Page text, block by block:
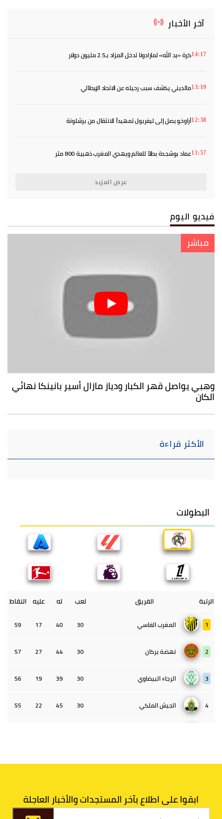
آخر الأخبار
14:17كرة «يد الله» لمارادونا تدخل المزاد بـ2.5 مليون دولار
13:19مالديني يكشف سبب رحيله عن الاتحاد الإيطالي
12:38أراوخو يصل إلى ليفربول تمهيداً للانتقال من برشلونة
11:57عماد بوشجدة بطلاً للعالم ويهدي المغرب ذهبية 800 متر
عرض المزيد
فيديو اليوم
مباشر
وهبي يواصل قهر الكبار ودياز مازال أسير بانينكا نهائي
الكان
الأكثر قراءة
البطولات
الرتبة الفريق لعب له عليه النقاط
1 المغرب الفاسي 30
40
17
59
2 نهضة بركان 30
44
27
57
3 الرجاء البيضاوي 30
39
19
56
4 الجيش الملكي 30
45
22
55
36
ابقوا على اطلاع بآخر المستجدات والأخبار العاجلة